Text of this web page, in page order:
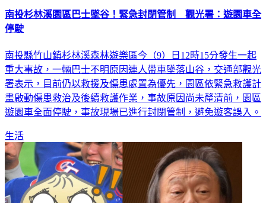
南投杉林溪園區巴士墜谷！緊急封閉管制 觀光署：遊園車全
停駛
南投縣竹山鎮杉林溪森林遊樂區今（9）日12時15分發生一起
重大事故，一輛巴士不明原因連人帶車墜落山谷，交通部觀光
署表示，目前仍以救援及傷患處置為優先，園區依緊急救護計
畫啟動傷患救治及後續救護作業，事故原因尚未釐清前，園區
遊園車全面停駛，事故現場已進行封閉管制，避免遊客誤入。
生活